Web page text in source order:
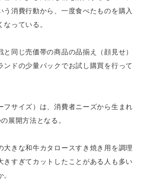
う消費行動から、一度食べたものを購入
っている。
と同じ売価帯の商品の品揃え（顔見せ）
ンドの少量パックでお試し購買を行って
フサイズ）は、消費者ニーズから生まれ
展開方法となる。
大きな和牛カタロースすき焼き用を調理
きすぎてカットしたことがある人も多い